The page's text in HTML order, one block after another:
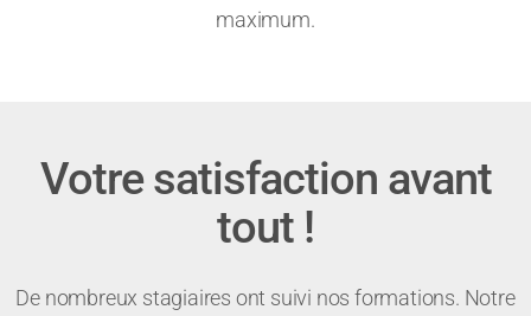
maximum.
Votre satisfaction avant
tout !
De nombreux stagiaires ont suivi nos formations. Notre